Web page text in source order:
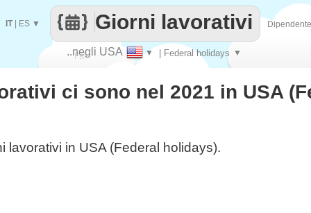
Fai
contare
..negli USA ▼ | Federal holidays ▼
Giorni lavorativi
IT| ES ▼
ci sono nel 2021 in USA
lavorativi in USA (Federal holidays).